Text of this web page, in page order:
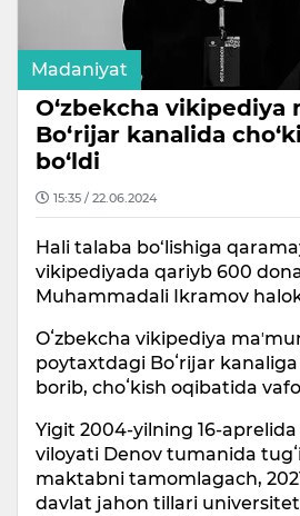
Madaniyat
O‘zbekcha vikipediya
Bo‘rijar kanalida
bo‘ldi
15:35 / 22.06.2024
Hali talaba bo‘lishiga
vikipediyada qariyb 600
Muhammadali Ikramov
Oʻzbekcha vikipediya
poytaxtdagi Boʻrijar kanaliga
borib, choʻkish oqibatida
Yigit 2004-yilning 16-
viloyati Denov tumanida
maktabni tamomlagach,
davlat jahon tillari